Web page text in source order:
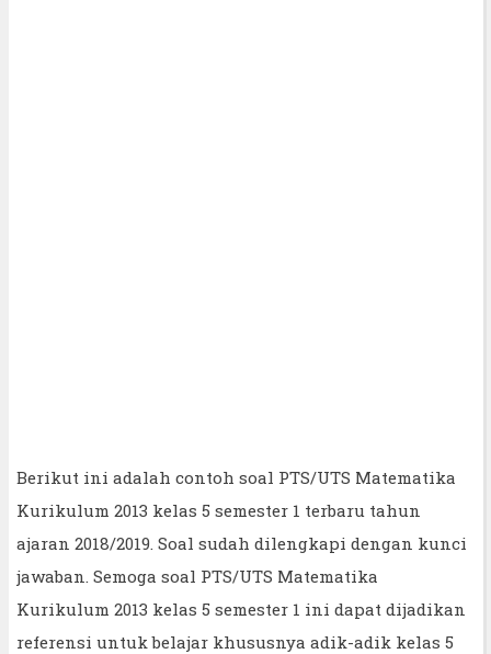
Berikut ini adalah contoh soal PTS/UTS Matematika
Kurikulum 2013 kelas 5 semester 1 terbaru tahun
ajaran 2018/2019. Soal sudah dilengkapi dengan kunci
jawaban. Semoga soal PTS/UTS Matematika
Kurikulum 2013 kelas 5 semester 1 ini dapat dijadikan
referensi untuk belajar khususnya adik-adik kelas 5